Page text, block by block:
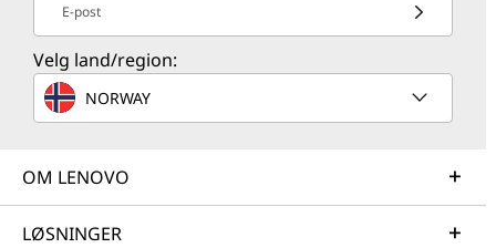
E-post
Velg land/region:
NORWAY
OM LENOVO
LØSNINGER